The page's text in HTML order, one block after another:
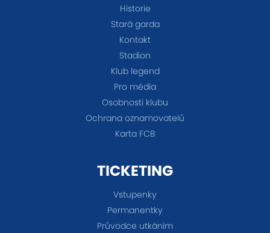
Historie
Stará garda
Kontakt
Stadion
Klub legend
Pro média
Osobnosti klubu
Ochrana oznamovatelů
Karta FCB
TICKETING
Vstupenky
Permanentky
Průvodce utkáním